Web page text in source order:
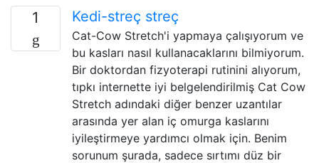
1 Kedi-streç streç
Cat-Cow Stretch'i yapmaya çalışıyorum ve
bu kasları nasıl kullanacaklarını bilmiyorum.
Bir doktordan fizyoterapi rutinini alıyorum,
tıpkı internette iyi belgelendirilmiş Cat Cow
Stretch adındaki diğer benzer uzantılar
arasında yer alan iç omurga kaslarını
iyileştirmeye yardımcı olmak için. Benim
sorunum şurada, sadece sırtımı düz bir